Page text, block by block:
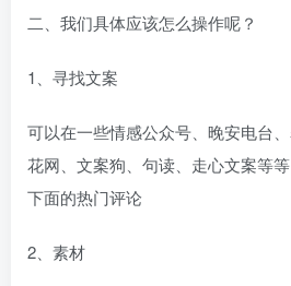
二、我们具体应该怎么操作呢？
1、寻找文案
可以在一些情感公众号、晚安电台
花网、文案狗、句读、走心文案等
下面的热门评论
2、素材